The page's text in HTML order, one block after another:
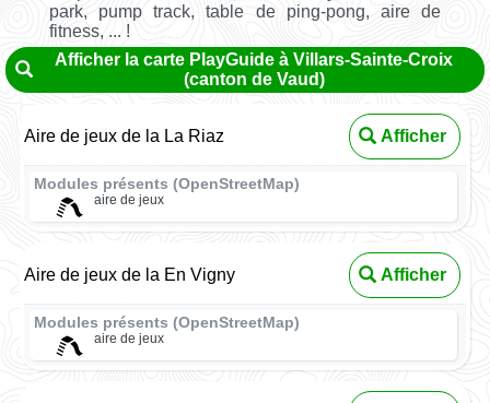
park, pump track, table de ping-pong, aire de
fitness, ... !
Afficher la carte PlayGuide à Villars-Sainte-Croix
(canton de Vaud)
Aire de jeux de la La Riaz Afficher
Modules présents (OpenStreetMap)
aire de jeux
Aire de jeux de la En Vigny Afficher
Modules présents (OpenStreetMap)
aire de jeux